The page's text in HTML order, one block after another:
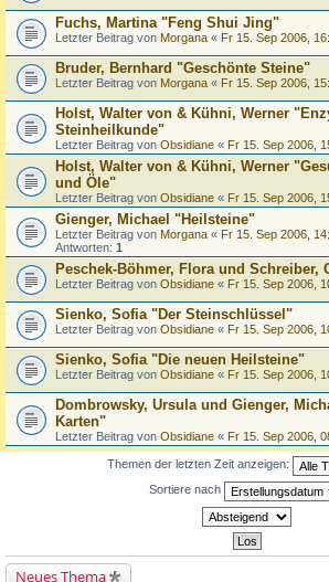
Fuchs, Martina "Feng Shui Jing"
Letzter Beitrag von Morgana « Fr 15. Sep 2006,
Bruder, Bernhard "Geschönte Steine"
Letzter Beitrag von Morgana « Fr 15. Sep 2006,
Holst, Walter von & Kühni, Werner
Steinheilkunde"
Letzter Beitrag von Obsidiane « Fr 15. Sep 2006,
Holst, Walter von & Kühni, Werner
und Öle"
Letzter Beitrag von Obsidiane « Fr 15. Sep 2006,
Gienger, Michael "Heilsteine"
Letzter Beitrag von Morgana « Fr 15. Sep 2006,
Antworten: 1
Peschek-Böhmer, Flora und Schreiber,
Letzter Beitrag von Obsidiane « Fr 15. Sep 2006,
Sienko, Sofia "Der Steinschlüssel"
Letzter Beitrag von Obsidiane « Fr 15. Sep 2006,
Sienko, Sofia "Die neuen Heilsteine"
Letzter Beitrag von Obsidiane « Fr 15. Sep 2006,
Dombrowsky, Ursula und Gienger,
Karten"
Letzter Beitrag von Obsidiane « Fr 15. Sep 2006,
Themen der letzten Zeit anzeigen:
Sortiere nach
Neues Thema